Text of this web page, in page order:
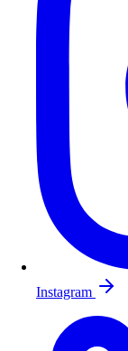
Instagram